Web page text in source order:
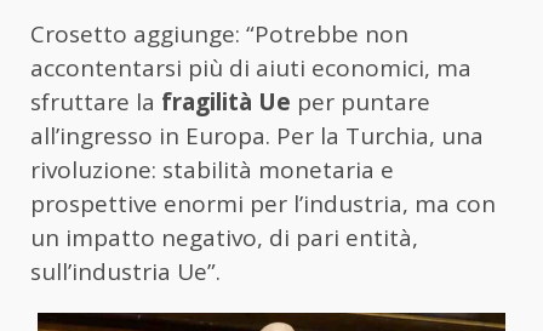
Crosetto aggiunge: “Potrebbe non
accontentarsi più di aiuti economici, ma
sfruttare la fragilità Ue per puntare
all’ingresso in Europa. Per la Turchia, una
rivoluzione: stabilità monetaria e
prospettive enormi per l’industria, ma con
un impatto negativo, di pari entità,
sull’industria Ue”.